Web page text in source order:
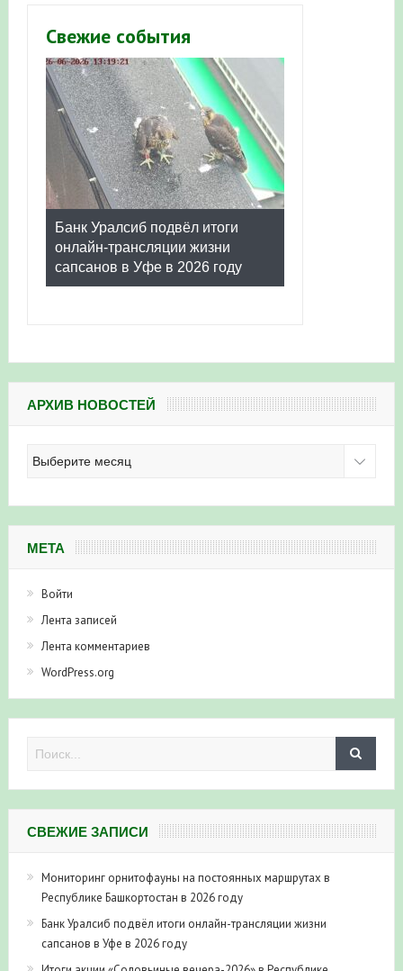
Свежие события
Банк Уралсиб подвёл итоги
онлайн-трансляции жизни
сапсанов в Уфе в 2026 году
АРХИВ НОВОСТЕЙ
новостей
МЕТА
Войти
Лента записей
Лента комментариев
WordPress.org
СВЕЖИЕ ЗАПИСИ
Мониторинг орнитофауны на постоянных маршрутах в
Республике Башкортостан в 2026 году
Банк Уралсиб подвёл итоги онлайн-трансляции жизни
сапсанов в Уфе в 2026 году